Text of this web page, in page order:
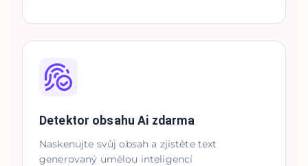
Detektor obsahu Ai zdarma
Naskenujte svůj obsah a zjistěte text
generovaný umělou inteligencí